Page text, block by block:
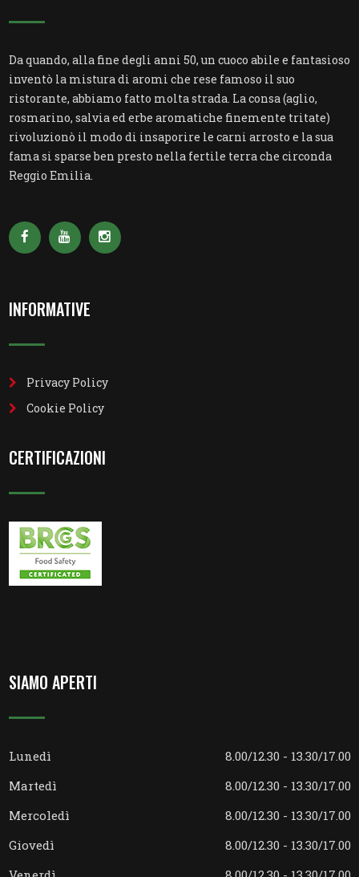
Da quando, alla fine degli anni 50, un cuoco abile e fantasioso
inventò la mistura di aromi che rese famoso il suo
ristorante, abbiamo fatto molta strada. La consa (aglio,
rosmarino, salvia ed erbe aromatiche finemente tritate)
rivoluzionò il modo di insaporire le carni arrosto e la sua
fama si sparse ben presto nella fertile terra che circonda
Reggio Emilia.
INFORMATIVE
Privacy Policy
Cookie Policy
CERTIFICAZIONI
SIAMO APERTI
Lunedì
8.00/12.30 - 13.30/17.00
Martedì
8.00/12.30 - 13.30/17.00
Mercoledì
8.00/12.30 - 13.30/17.00
Giovedì
8.00/12.30 - 13.30/17.00